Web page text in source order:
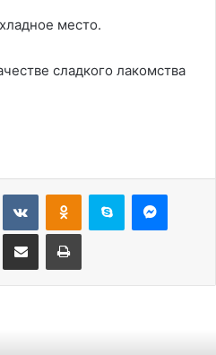
место.
сладкого лакомства
ВконтактеОдноклассники
Skype
Поделиться через электронную почту Печатать